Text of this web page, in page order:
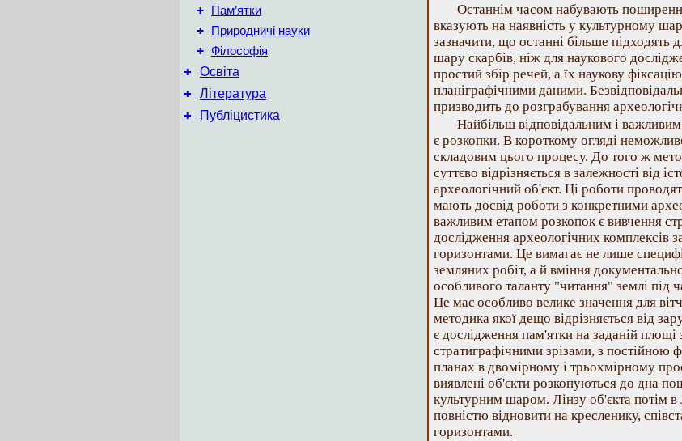
+ Пам’ятки
+ Природничі науки
+ Філософія
+ Освіта
+ Література
+ Публіцистика
Останнім часом набувають
вказують на наявність у культурному
зазначити, що останні більше підходять
шару скарбів, ніж для наукового
простий збір речей, а їх наукову
планіграфічними даними.
призводить до розграбування
Найбільш відповідальним і
є розкопки. В короткому огляді
складовим цього процесу. До того ж
суттєво відрізняється в залежності від
археологічний об'єкт. Ці роботи
мають досвід роботи з конкретними
важливим етапом розкопок є вивчення
дослідження археологічних комплексів
горизонтами. Це вимагає не лише
земляних робіт, а й вміння
особливого таланту "читання" землі під
Це має особливо велике значення для
методика якої дещо відрізняється від
є дослідження пам'ятки на заданій
стратиграфічними зрізами, з постійною
планах в двомірному і трьохмірному
виявлені об'єкти розкопуються до дна
культурним шаром. Лінзу об'єкта потім
повністю відновити на кресленику,
горизонтами.